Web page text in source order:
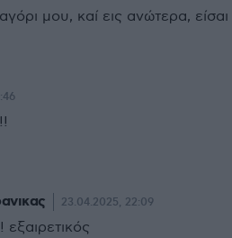
μου, καί εις ανώτερα,
23.04.2025, 22:09